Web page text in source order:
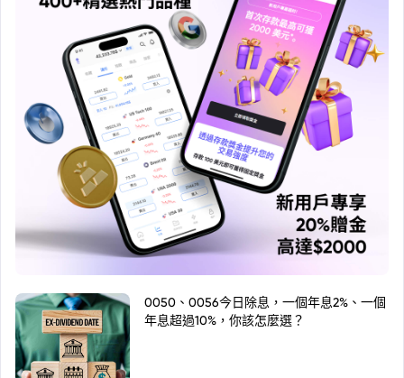
0050、0056今日除息，一個年息2%、一個
年息超過10%，你該怎麼選？